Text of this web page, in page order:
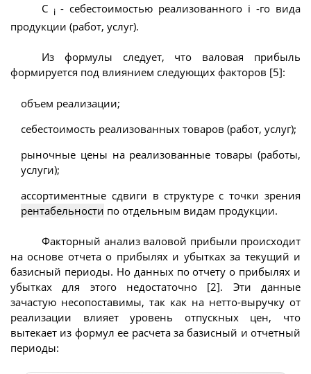
С i - себестоимостью реализованного i -го вида
продукции (работ, услуг).
Из формулы следует, что валовая прибыль
формируется под влиянием следующих факторов [5]:
объем реализации;
себестоимость реализованных товаров (работ, услуг);
рыночные цены на реализованные товары (работы,
услуги);
ассортиментные сдвиги в структуре с точки зрения
рентабельности по отдельным видам продукции.
Факторный анализ валовой прибыли происходит
на основе отчета о прибылях и убытках за текущий и
базисный периоды. Но данных по отчету о прибылях и
убытках для этого недостаточно [2]. Эти данные
зачастую несопоставимы, так как на нетто-выручку от
реализации влияет уровень отпускных цен, что
вытекает из формул ее расчета за базисный и отчетный
периоды: